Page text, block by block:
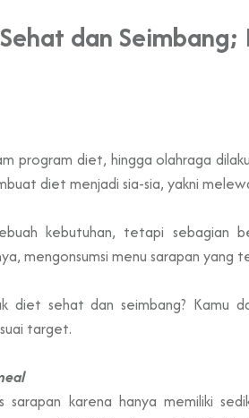
dan Seimbang;
program diet, hingga olahraga
diet menjadi sia-sia, yakni
kebutuhan, tetapi sebagian
mengonsumsi menu sarapan
diet sehat dan seimbang? Kamu
target.
karena hanya memiliki